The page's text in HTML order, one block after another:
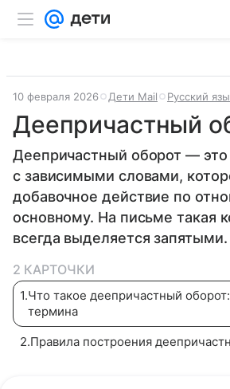
10 февраля 2026 Дети Mail Русский
Деепричастный
Деепричастный оборот — это
с зависимыми словами,
добавочное действие по
основному. На письме такая
всегда выделяется запятыми.
2 КАРТОЧКИ
1.Что такое деепричастный
термина
2.Правила построения